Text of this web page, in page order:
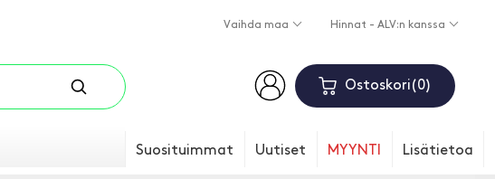
Vaihda maa Hinnat - ALV:n kanssa
Ostoskori 0
Suosituimmat Uutiset MYYNTI Lisätietoa